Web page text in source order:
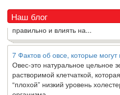
Наш блог
из них это скорее наказание,
правильно и влиять на...
7 Фактов об овсе, которые могут
Овес-это натуральное цельное
растворимой клетчаткой,
“плохой” низкий уровень
организма....